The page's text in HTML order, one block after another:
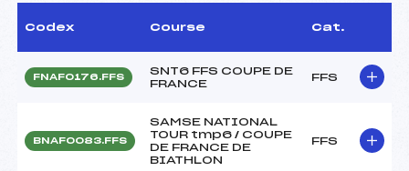
Codex Course Cat.
FNAF0176.FFS
SNT6 FFS COUPE DE
FRANCE
FFS
BNAF0083.FFS
SAMSE NATIONAL
TOUR tmp6 / COUPE
DE FRANCE DE
BIATHLON
FFS